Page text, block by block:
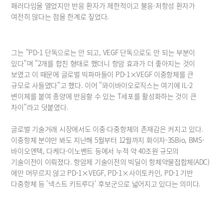
패러다임을 열었지만 반응 환자가 제한적이고 불응·저항성 환자가
여전히 많다는 점을 한계로 짚었다.
그는 "PD-1 단독으로는 안 되고, VEGF 단독으로도 안 되는 부분이
있다"며 "2개를 합친 형태로 했더니 항암 효과가 더 좋아지는 것이
보였고 이 때문에 글로벌 빅파마들이 PD-1×VEGF 이중항체를 큰
규모로 사들였다"고 했다. 이어 "와이바이오로직스는 여기에 IL-2
변이체를 붙여 종양에 반응할 수 있는 T세포를 활성화하는 것이 큰
차이"라고 덧붙였다.
글로벌 기술거래 시장에서도 이중·다중항체의 존재감은 커지고 있다.
이중항체 분야만 봐도 지난해 5월부터 12월까지 화이자-3SBio, BMS-
바이오엔텍, 다케다-이노벤트 등에서 누적 약 40조원 규모의
기술이전이 이뤄졌다. 항암제 기술이전의 빅딜이 항체약물접합체(ADC)
에만 머무르지 않고 PD-1×VEGF, PD-1×사이토카인, PD-1 기반
다중항체 등 '넥스트 키트루다' 후보군으로 넓어지고 있다는 의미다.